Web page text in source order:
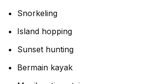
Snorkeling
Island hopping
Sunset hunting
Bermain kayak